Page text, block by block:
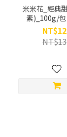
米米花_經典
素)_100g/包